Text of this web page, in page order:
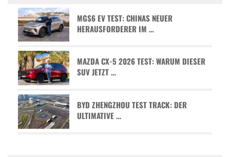
MGS6 EV TEST: CHINAS NEUER
HERAUSFORDERER IM …
MAZDA CX-5 2026 TEST: WARUM DIESER
SUV JETZT …
BYD ZHENGZHOU TEST TRACK: DER
ULTIMATIVE …